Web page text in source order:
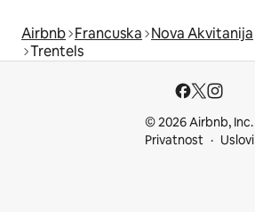
Airbnb Francuska Nova Akvitanija
Trentels
© 2026 Airbnb, Inc.
Privatnost
Uslovi